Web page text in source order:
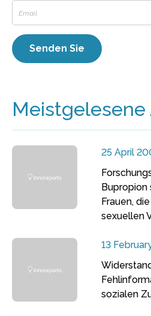
Meistgelesene
25 April
Bupropion
Frauen,
sexuellen
13
sozialen